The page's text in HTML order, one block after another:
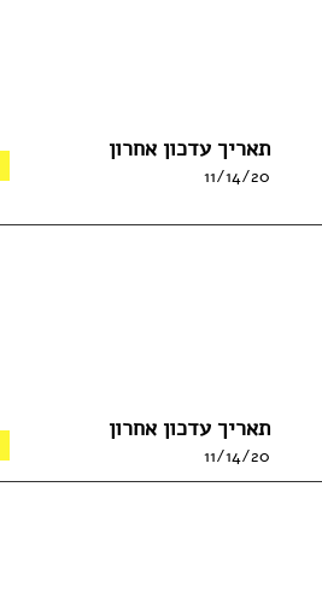
תאריך עדכון אחרון
11/14/20
תאריך עדכון אחרון
11/14/20